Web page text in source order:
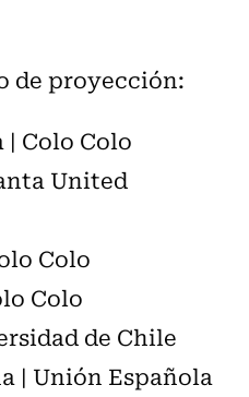
de proyección:
Colo Colo
United
Colo
Colo
de Chile
| Unión Española